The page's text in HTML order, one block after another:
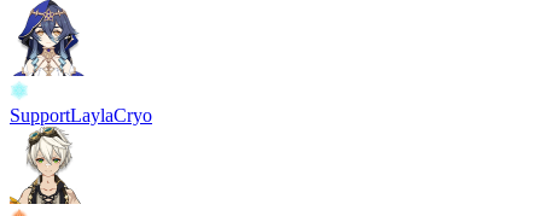
SupportLaylaCryo